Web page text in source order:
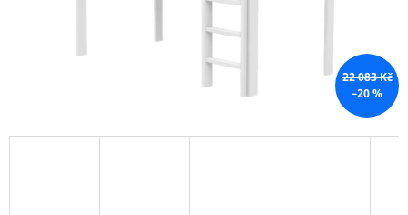
22 083 Kč
–20 %
HLEDAT